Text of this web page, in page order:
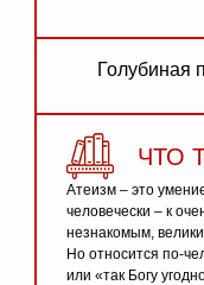
Голубиная
ЧТО
Атеизм – это
человечески – к
незнакомым,
Но относится по-
или «так Богу